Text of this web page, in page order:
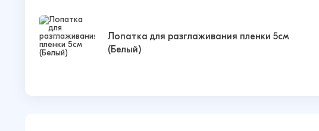
Лопатка для разглаживания пленки 5см
(Белый)